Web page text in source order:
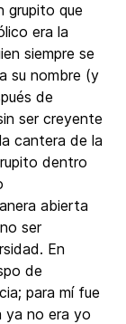
grupito que
era la
siempre se
su nombre (y
de
ser creyente
cantera de la
dentro
abierta
ser
En
de
para mí fue
ya no era yo